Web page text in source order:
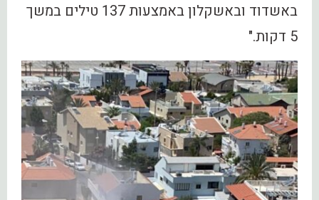
באשדוד ובאשקלון באמצעות 137 טילים במשך
5 דקות."